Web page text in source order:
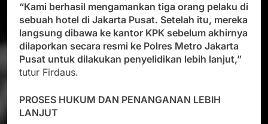
“Kami berhasil mengamankan tiga orang pelaku di
sebuah hotel di Jakarta Pusat. Setelah itu, mereka
langsung dibawa ke kantor KPK sebelum akhirnya
dilaporkan secara resmi ke Polres Metro Jakarta
Pusat untuk dilakukan penyelidikan lebih lanjut,”
tutur Firdaus.
PROSES HUKUM DAN PENANGANAN LEBIH
LANJUT